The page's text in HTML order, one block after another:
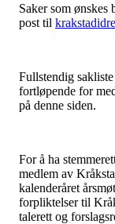
Saker som ønskes
post til
Fullstendig
fortløpende for
på denne siden.
For å ha
medlem av
kalenderåret
forpliktelser til
talerett og